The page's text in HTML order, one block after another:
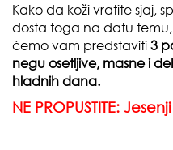
Kako da koži vratite sjaj,
dosta toga na datu
ćemo vam predstaviti 3
negu osetljive, masne i
hladnih dana.
NE PROPUSTITE: